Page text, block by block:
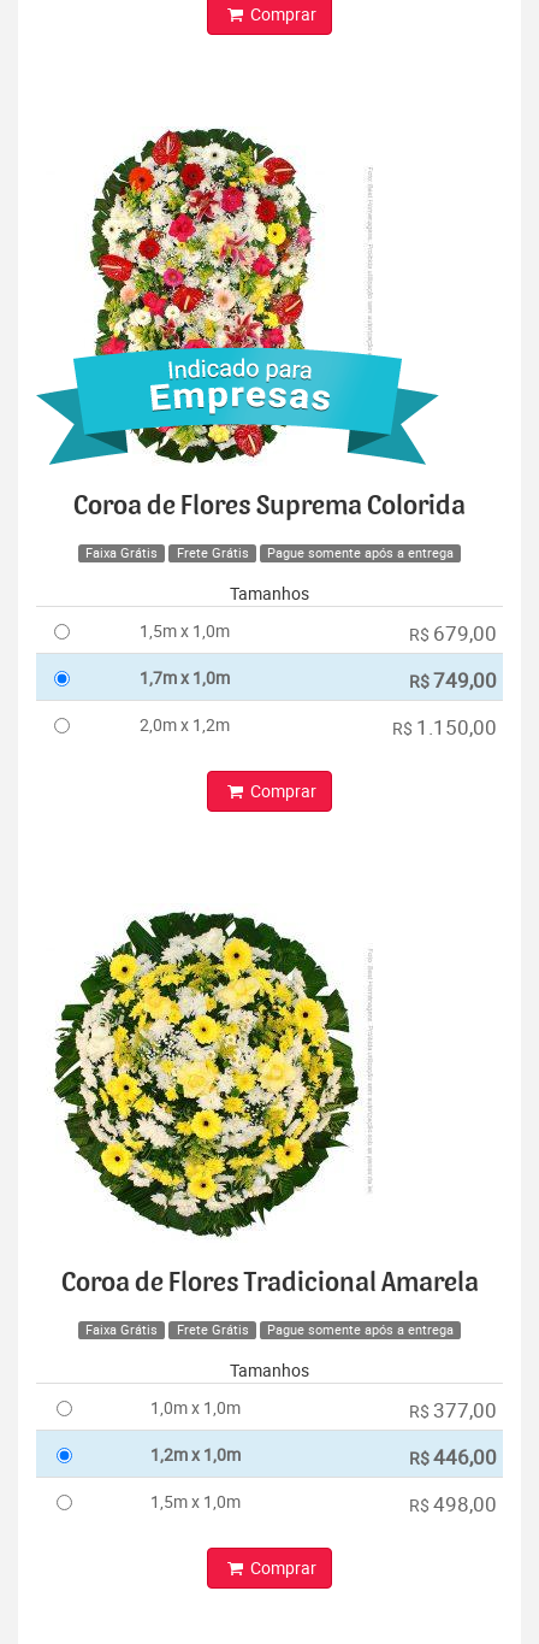
Comprar
Coroa de Flores Suprema Colorida
Faixa Grátis Frete Grátis Pague somente após a entrega
Tamanhos
1,5m x 1,0m
R$ 679,00
1,7m x 1,0m R$749,00
2,0m x 1,2m R$ 1.150,00
Comprar
Coroa de Flores Tradicional Amarela
Faixa Grátis Frete Grátis Pague somente após a entrega
Tamanhos
1,0m x 1,0m
R$ 377,00
1,2m x 1,0m R$446,00
1,5m x 1,0m R$ 498,00
Comprar